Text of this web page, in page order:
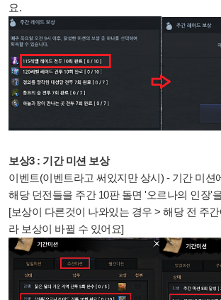
요.
보상3 : 기간 미션 보상
이벤트(이벤트라고 써있지만 상시) - 기간 미션
해당 던전들을 주간 10판 돌면 '오르나의 인장'
[보상이 다른것이 나와있는 경우 > 해당 전 주
라 보상이 바뀔 수 있어요]